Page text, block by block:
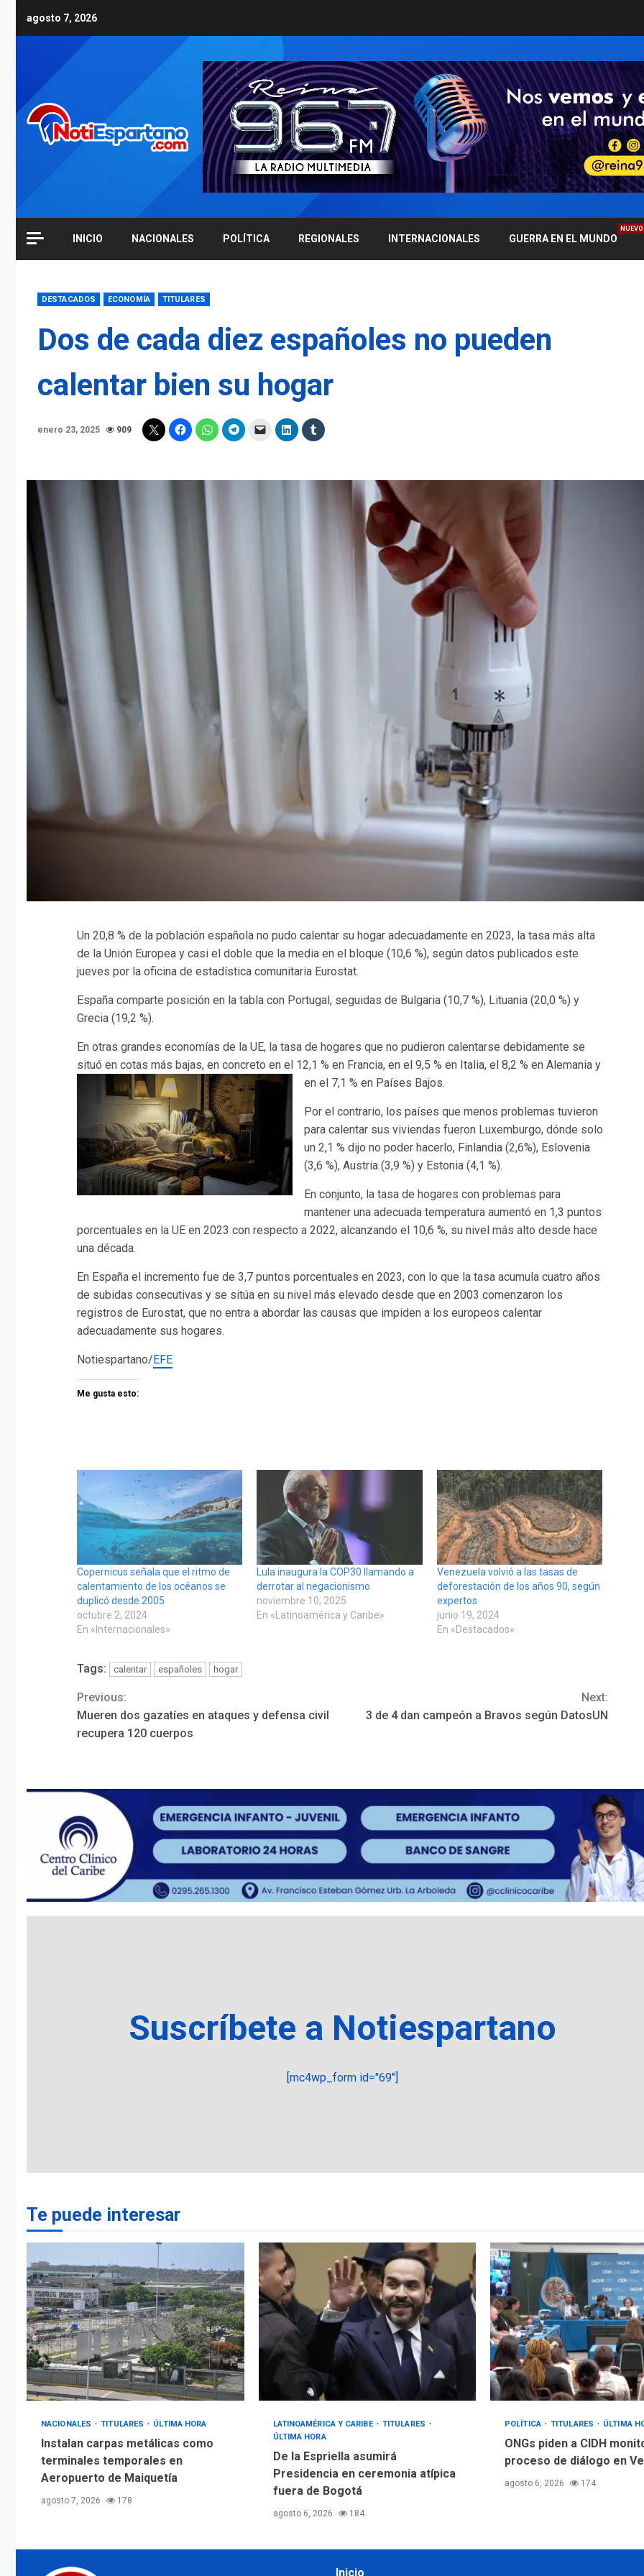
agosto 7, 2026
INICIO NACIONALES POLÍTICA REGIONALES INTERNACIONALES GUERRA EN EL MUNDO
NUEVO
DESTACADOS ECONOMÍA TITULARES
Dos de cada diez españoles no pueden
calentar bien su hogar
enero 23, 2025 909
Un 20,8 % de la población española no pudo calentar su hogar adecuadamente en 2023, la tasa más alta
de la Unión Europea y casi el doble que la media en el bloque (10,6 %), según datos publicados este
jueves por la oficina de estadística comunitaria Eurostat.
España comparte posición en la tabla con Portugal, seguidas de Bulgaria (10,7 %), Lituania (20,0 %) y
Grecia (19,2 %).
En otras grandes economías de la UE, la tasa de hogares que no pudieron calentarse debidamente se
situó en cotas más bajas, en concreto en el 12,1 % en Francia, en el 9,5 % en Italia, el 8,2 % en Alemania y
en el 7,1 % en Países Bajos.
Por el contrario, los países que menos problemas tuvieron
para calentar sus viviendas fueron Luxemburgo, dónde solo
un 2,1 % dijo no poder hacerlo, Finlandia (2,6%), Eslovenia
(3,6 %), Austria (3,9 %) y Estonia (4,1 %).
En conjunto, la tasa de hogares con problemas para
mantener una adecuada temperatura aumentó en 1,3 puntos
porcentuales en la UE en 2023 con respecto a 2022, alcanzando el 10,6 %, su nivel más alto desde hace
una década.
En España el incremento fue de 3,7 puntos porcentuales en 2023, con lo que la tasa acumula cuatro años
de subidas consecutivas y se sitúa en su nivel más elevado desde que en 2003 comenzaron los
registros de Eurostat, que no entra a abordar las causas que impiden a los europeos calentar
adecuadamente sus hogares.
Notiespartano/EFE
Me gusta esto:
Copernicus señala que el ritmo de
calentamiento de los océanos se
duplicó desde 2005
octubre 2, 2024
En «Internacionales»
Lula inaugura la COP30 llamando a
derrotar al negacionismo
noviembre 10, 2025
En «Latinoamérica y Caribe»
Venezuela volvió a las tasas de
deforestación de los años 90, según
expertos
junio 19, 2024
En «Destacados»
Tags: calentar españoles hogar
Continue
Reading
Previous:
Mueren dos gazatíes en ataques y defensa civil
recupera 120 cuerpos
Next:
3 de 4 dan campeón a Bravos según DatosUN
Suscríbete a Notiespartano
[mc4wp_form id="69"]
Te puede interesar
NACIONALES TITULARES ÚLTIMA HORA
Instalan carpas metálicas como
terminales temporales en
Aeropuerto de Maiquetía
agosto 7, 2026 178
LATINOAMÉRICA Y CARIBE
TITULARES
ÚLTIMA HORA
De la Espriella asumirá
Presidencia en ceremonia atípica
fuera de Bogotá
agosto 6, 2026 184
POLÍTICA TITULARES ÚLTIMA
ONGs piden a CIDH
proceso de diálogo en
agosto 6, 2026 174
Inicio